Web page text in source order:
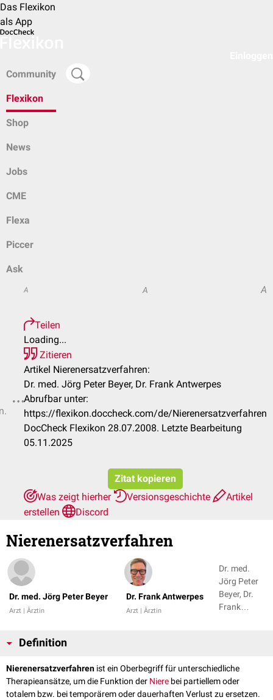
Das Flexikon
als App
Community
Flexikon
Shop
News
Jobs
CME
Flexa
Piccer
Ask
A A A
Teilen
Loading...
Zitieren
Artikel Nierenersatzverfahren:
Dr. med. Jörg Peter Beyer, Dr. Frank Antwerpes
Abrufbar unter:
https://flexikon.doccheck.com/de/Nierenersatzverfahren
DocCheck Flexikon 28.07.2008. Letzte Bearbeitung
05.11.2025
Zitat kopieren
Was zeigt hierher
Versionsgeschichte
Artikel
erstellen
Discord
Nierenersatzverfahren
Dr. med. Jörg Peter Beyer
Arzt | Ärztin
Dr. Frank Antwerpes
Arzt | Ärztin
Dr. med.
Jörg Peter
Beyer, Dr.
Frank
Definition
Nierenersatzverfahren ist ein Oberbegriff für unterschiedliche
Therapieansätze, um die Funktion der Niere bei partiellem oder
totalem bzw. bei temporärem oder dauerhaften Verlust zu ersetzen.